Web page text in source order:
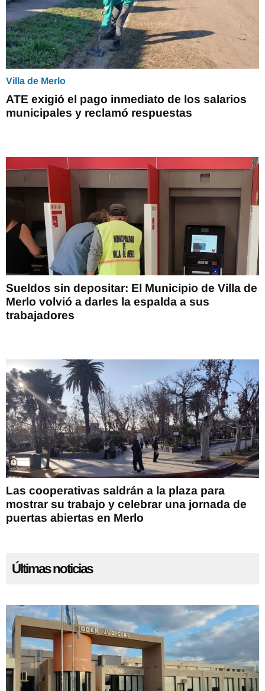
Villa de Merlo
ATE exigió el pago inmediato de los salarios
municipales y reclamó respuestas
Sueldos sin depositar: El Municipio de Villa de
Merlo volvió a darles la espalda a sus
trabajadores
Las cooperativas saldrán a la plaza para
mostrar su trabajo y celebrar una jornada de
puertas abiertas en Merlo
Últimas noticias